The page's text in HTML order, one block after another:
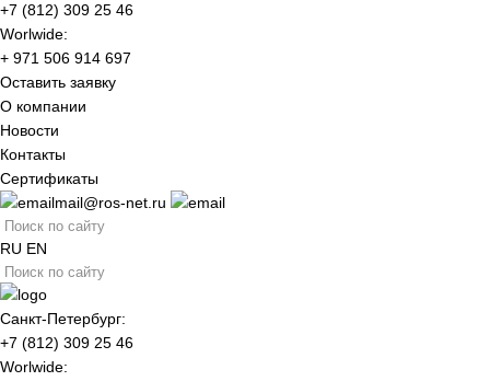
+7 (812) 309 25 46
Worlwide:
+ 971 506 914 697
Оставить заявку
О компании
Новости
Контакты
Сертификаты
mail@ros-net.ru
RU EN
Санкт-Петербург:
+7 (812) 309 25 46
Worlwide: